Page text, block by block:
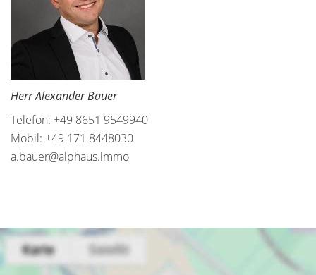
Herr Alexander Bauer
Telefon: +49 8651 9549940
Mobil: +49 171 8448030
a.bauer@alphaus.immo